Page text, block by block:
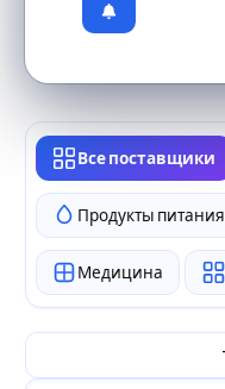
Все поставщики
Продукты питания
Медицина